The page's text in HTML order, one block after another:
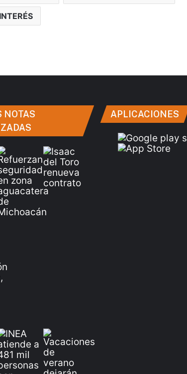
NOTAS
APLICACIONES